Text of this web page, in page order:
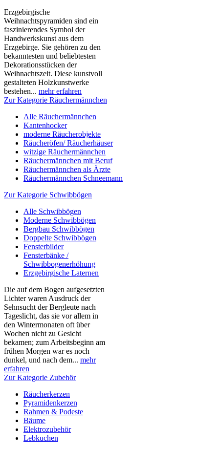
Erzgebirgische
Weihnachtspyramiden sind ein
faszinierendes Symbol der
Handwerkskunst aus dem
Erzgebirge. Sie gehören zu den
bekanntesten und beliebtesten
Dekorationsstücken der
Weihnachtszeit. Diese kunstvoll
gestalteten Holzkunstwerke
bestehen... mehr erfahren
Zur Kategorie Räuchermännchen
Alle Räuchermännchen
Kantenhocker
moderne Räucherobjekte
Räucheröfen/ Räucherhäuser
witzige Räuchermännchen
Räuchermännchen mit Beruf
Räuchermännchen als Ärzte
Räuchermännchen Schneemann
Zur Kategorie Schwibbögen
Alle Schwibbögen
Moderne Schwibbögen
Bergbau Schwibbögen
Doppelte Schwibbögen
Fensterbilder
Fensterbänke /
Schwibbogenerhöhung
Erzgebirgische Laternen
Die auf dem Bogen aufgesetzten
Lichter waren Ausdruck der
Sehnsucht der Bergleute nach
Tageslicht, das sie vor allem in
den Wintermonaten oft über
Wochen nicht zu Gesicht
bekamen; zum Arbeitsbeginn am
frühen Morgen war es noch
dunkel, und nach dem... mehr
erfahren
Zur Kategorie Zubehör
Räucherkerzen
Pyramidenkerzen
Rahmen & Podeste
Bäume
Elektrozubehör
Lebkuchen